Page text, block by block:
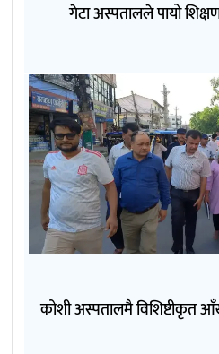
गेटा अस्पतालले पायो
कोशी अस्पतालमै विशिष्टीकृत